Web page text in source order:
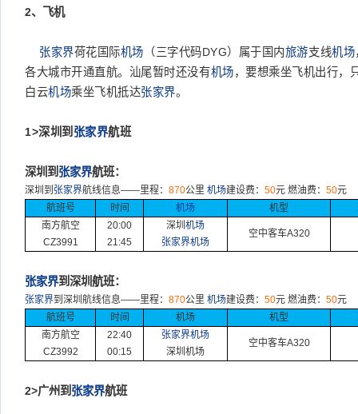
2、飞机
张家界荷花国际机场 （三字代码DYG）属于国内旅游支线机场
各大城市开通直航。汕尾暂时还没有机场，要想乘坐飞机出行，
白云机场乘坐飞机抵达张家界。
1>深圳到 张家界航班
深圳到 张家界航班：
深圳到 张家界航线信息——里程： 870公里 机场建设费： 50元 燃油费： 50元
航班号
时间 机场 机型
南方航空
CZ3991
20:00
21:45
深圳 机场
张家界机场
空中客车A320
张家界到深圳航班：
张家界到深圳航线信息——里程： 870公里 机场建设费： 50元 燃油费： 50元
航班号
时间 机场 机型
南方航空
CZ3992
22:40
00:15
张家界机场
深圳机场
空中客车A320
2>广州到 张家界航班